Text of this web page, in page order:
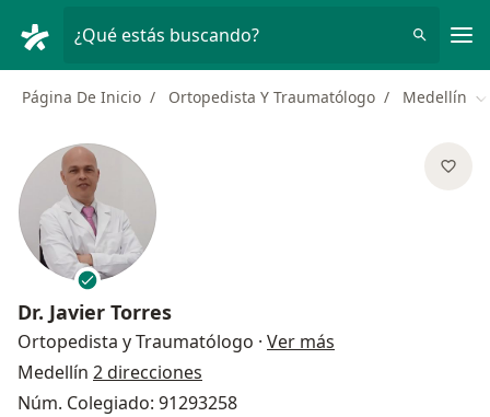
¿Qué estás buscando?
Página De Inicio Ortopedista Y Traumatólogo Medellín
Dr. Javier Torres
Ortopedista y Traumatólogo · Ver más
Medellín 2 direcciones
Núm. Colegiado: 91293258